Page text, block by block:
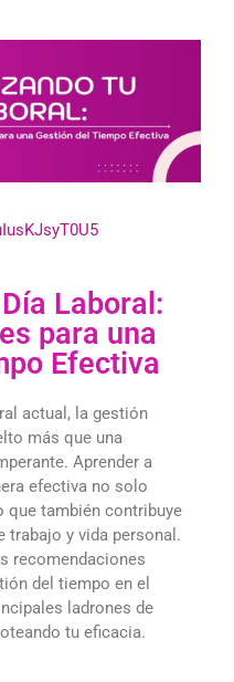
Laboral:
para una
Efectiva
actual, la gestión
más que una
Aprender a
efectiva no solo
que también contribuye
trabajo y vida personal.
recomendaciones
del tiempo en el
ladrones de
tu eficacia.